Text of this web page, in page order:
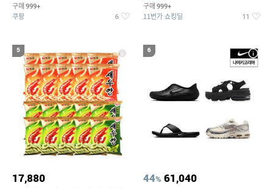
구매 999+
쿠팡 6
구매 999+
11번가 쇼킹딜 11
5
17,880
6
44% 61,040